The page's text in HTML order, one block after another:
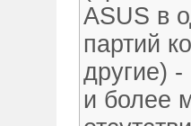
ASUS в
партий
другие)
и более